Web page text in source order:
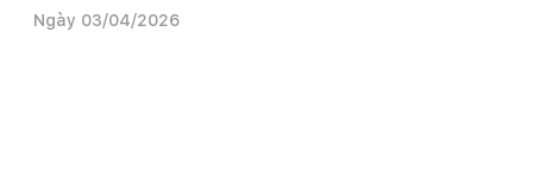
Ngày 03/04/2026